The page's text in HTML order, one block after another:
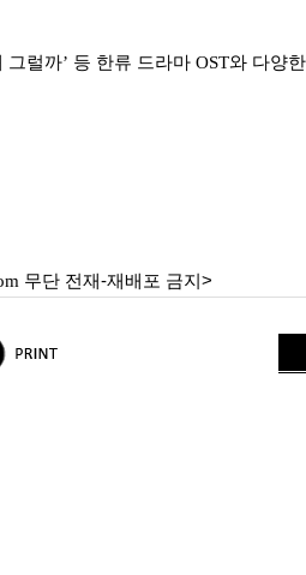
그럴까’ 등 한류 드라마 OST와 다양
무단 전재-재배포 금지>